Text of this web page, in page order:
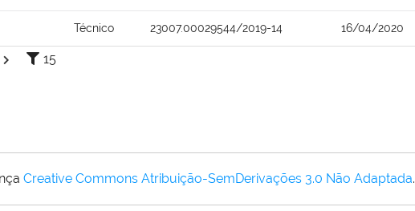
Técnico 23007.00029544/2019-14 16/04/2020
15
Creative Commons Atribuição-SemDerivações 3.0 Não Adaptada.